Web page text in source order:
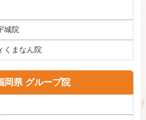
城院
くまなん院
岡県 グループ院